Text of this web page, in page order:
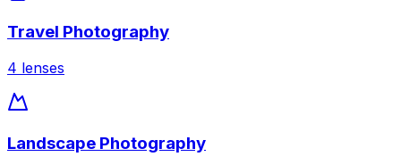
Travel Photography
4 lenses
Landscape Photography